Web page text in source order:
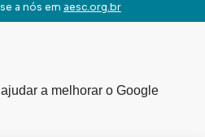
a nós em aesc.org.br
a melhorar o Google